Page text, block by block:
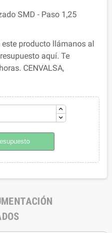
SMD - Paso 1,25
producto llámanos al
aquí. Te
CENVALSA,